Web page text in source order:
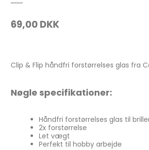
69,00 DKK
Clip & Flip håndfri forstørrelses glas fra
Nøgle specifikationer:
Håndfri forstørrelses glas til
2x forstørrelse
Let vægt
Perfekt til hobby arbejde